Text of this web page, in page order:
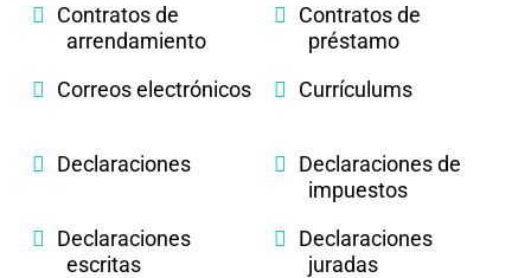
Contratos de
arrendamiento
Contratos de
préstamo
Correos electrónicos
Currículums
Declaraciones
Declaraciones de
impuestos
Declaraciones
escritas
Declaraciones
juradas